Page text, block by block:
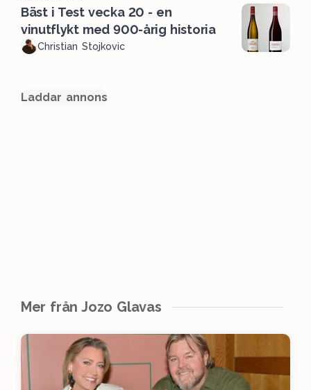
Bäst i Test vecka 20 - en
vinutflykt med 900-årig historia
Christian Stojkovic
Laddar annons
Mer från Jozo Glavas